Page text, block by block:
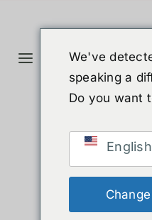
เนื้อหาToggle
Navigation
หน้าแรก
หุ่นยนต์รูปร่างมนุษย์
We've
speaking a
Do you want
English